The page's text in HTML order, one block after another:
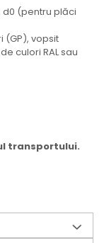
d0 (pentru plăci
(GP), vopsit
culori RAL sau
transportului.